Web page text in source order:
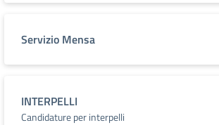
Servizio Mensa
INTERPELLI
Candidature per interpelli